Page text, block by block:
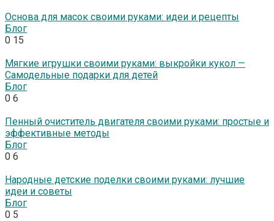
Основа для масок своими руками: идеи и рецепты
Блог
0 15
Мягкие игрушки своими руками: выкройки кукол —
Самодельные подарки для детей
Блог
0 6
Пенный очиститель двигателя своими руками: простые и
эффективные методы
Блог
0 6
Народные детские поделки своими руками: лучшие
идеи и советы
Блог
0 5